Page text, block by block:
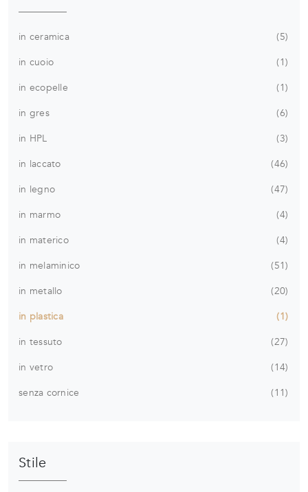
in ceramica
5
in cuoio
1
in ecopelle
1
in gres
6
in HPL
3
in laccato
46
in legno
47
in marmo
4
in materico
4
in melaminico
51
in metallo
20
in plastica
1
in tessuto
27
in vetro
14
senza cornice
11
Stile